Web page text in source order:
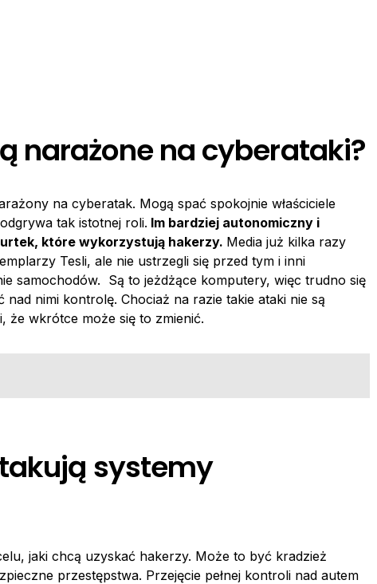
narażone na cyberataki?
na cyberatak. Mogą spać spokojnie właściciele
tak istotnej roli. Im bardziej autonomiczny i
które wykorzystują hakerzy. Media już kilka razy
Tesli, ale nie ustrzegli się przed tym i inni
samochodów. Są to jeżdżące komputery, więc trudno się
nimi kontrolę. Chociaż na razie takie ataki nie są
że wkrótce może się to zmienić.
systemy
jaki chcą uzyskać hakerzy. Może to być kradzież
przestępstwa. Przejęcie pełnej kontroli nad autem